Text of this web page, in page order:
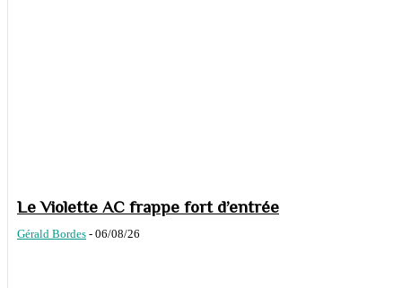
Le Violette AC frappe fort d’entrée
Gérald Bordes - 06/08/26